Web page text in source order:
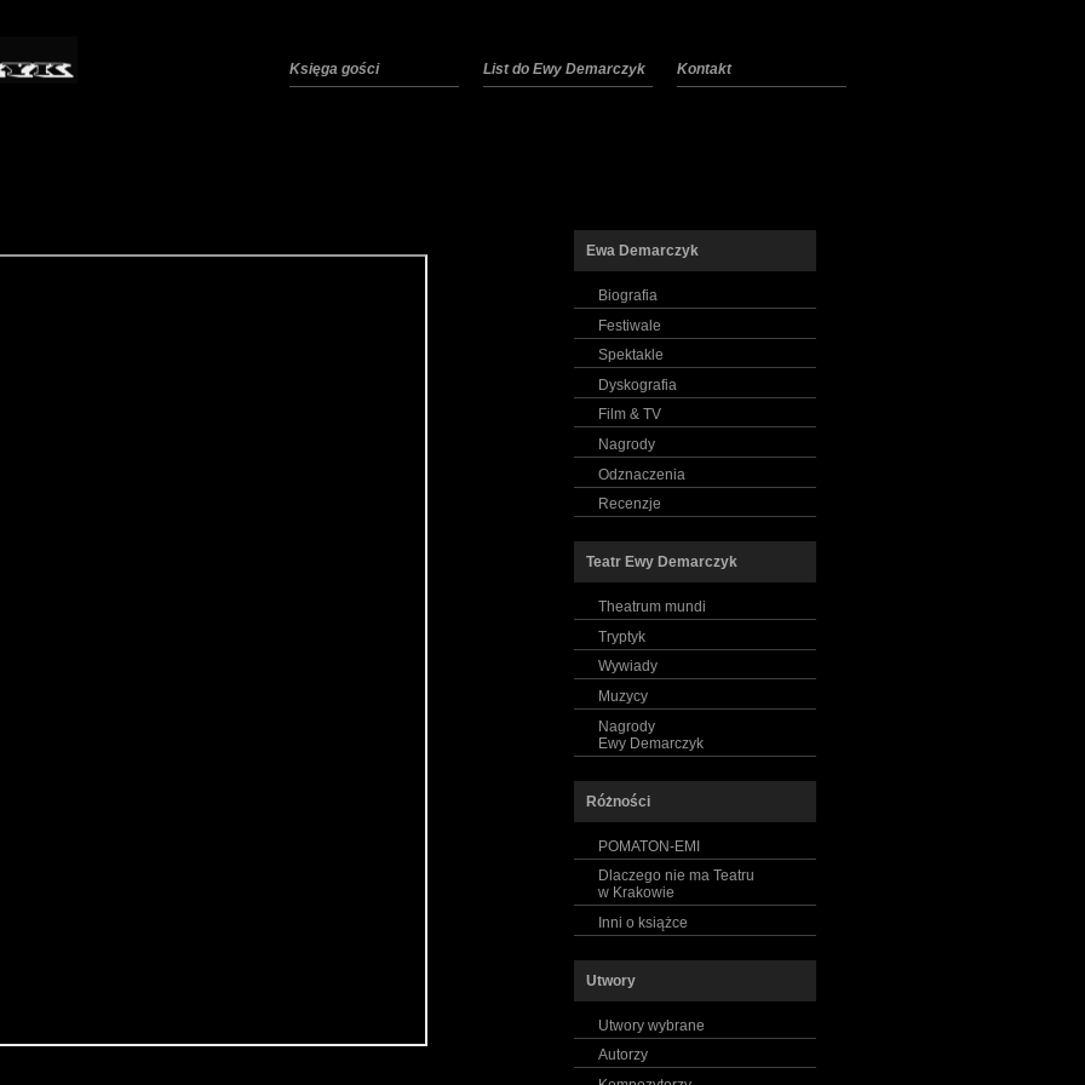
Księga gości List do Ewy Demarczyk Kontakt
Ewa Demarczyk
Biografia
Festiwale
Spektakle
Dyskografia
Film & TV
Nagrody
Odznaczenia
Recenzje
Teatr Ewy Demarczyk
Theatrum mundi
Tryptyk
Wywiady
Muzycy
Nagrody
Ewy Demarczyk
Różności
POMATON-EMI
Dlaczego nie ma Teatru
w Krakowie
Inni o książce
Utwory
Utwory wybrane
Autorzy